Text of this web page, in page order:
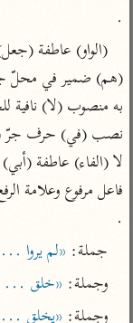
منتقاة
تفسير ابن القيم
تفسير ابن تيمية
عامّة
تفسير السمعاني
محاسن التأويل
للقاسمي
تفسير الثعالبي
.
فاعل مرفوع وعلامة
.
جملة: «لم يروا
وجملة: «خلق ...